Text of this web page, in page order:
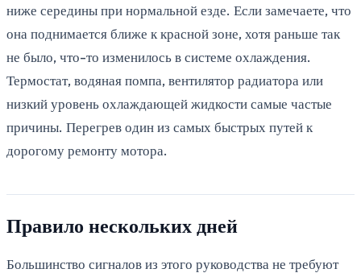
ниже середины при нормальной езде. Если замечаете, что
она поднимается ближе к красной зоне, хотя раньше так
не было, что-то изменилось в системе охлаждения.
Термостат, водяная помпа, вентилятор радиатора или
низкий уровень охлаждающей жидкости самые частые
причины. Перегрев один из самых быстрых путей к
дорогому ремонту мотора.
Правило нескольких дней
Большинство сигналов из этого руководства не требуют